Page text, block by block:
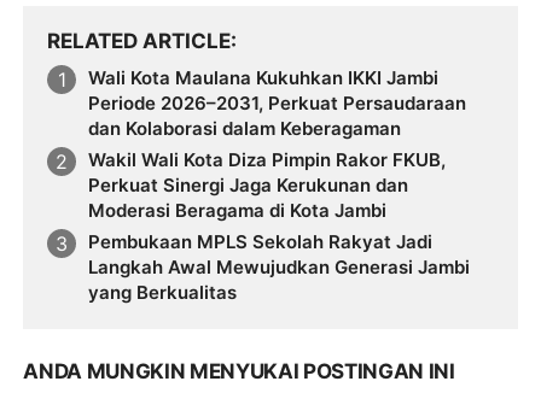
RELATED ARTICLE
Wali Kota Maulana Kukuhkan IKKI Jambi
Periode 2026–2031, Perkuat Persaudaraan
dan Kolaborasi dalam Keberagaman
Wakil Wali Kota Diza Pimpin Rakor FKUB,
Perkuat Sinergi Jaga Kerukunan dan
Moderasi Beragama di Kota Jambi
Pembukaan MPLS Sekolah Rakyat Jadi
Langkah Awal Mewujudkan Generasi Jambi
yang Berkualitas
ANDA MUNGKIN MENYUKAI POSTINGAN INI